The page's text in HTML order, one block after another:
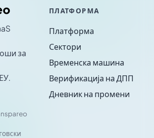
за
ПЛАТФОРМА
Платформа
Сектори
Временска машина
Верификација на ДПП
Дневник на промени